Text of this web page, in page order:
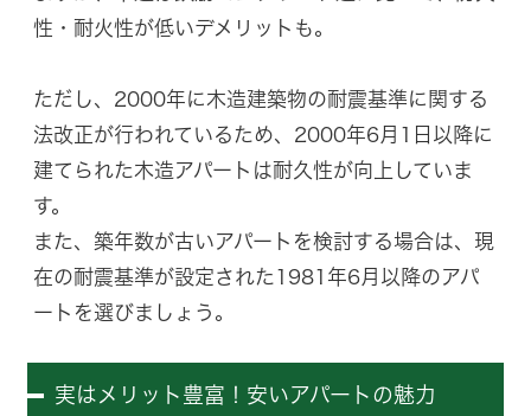
性・耐火性が低いデメリットも。
ただし、2000年に木造建築物の耐震基準に関する
法改正が行われているため、2000年6月1日以降に
建てられた木造アパートは耐久性が向上していま
す。
また、築年数が古いアパートを検討する場合は、現
在の耐震基準が設定された1981年6月以降のアパ
ートを選びましょう。
実はメリット豊富！安いアパートの魅力